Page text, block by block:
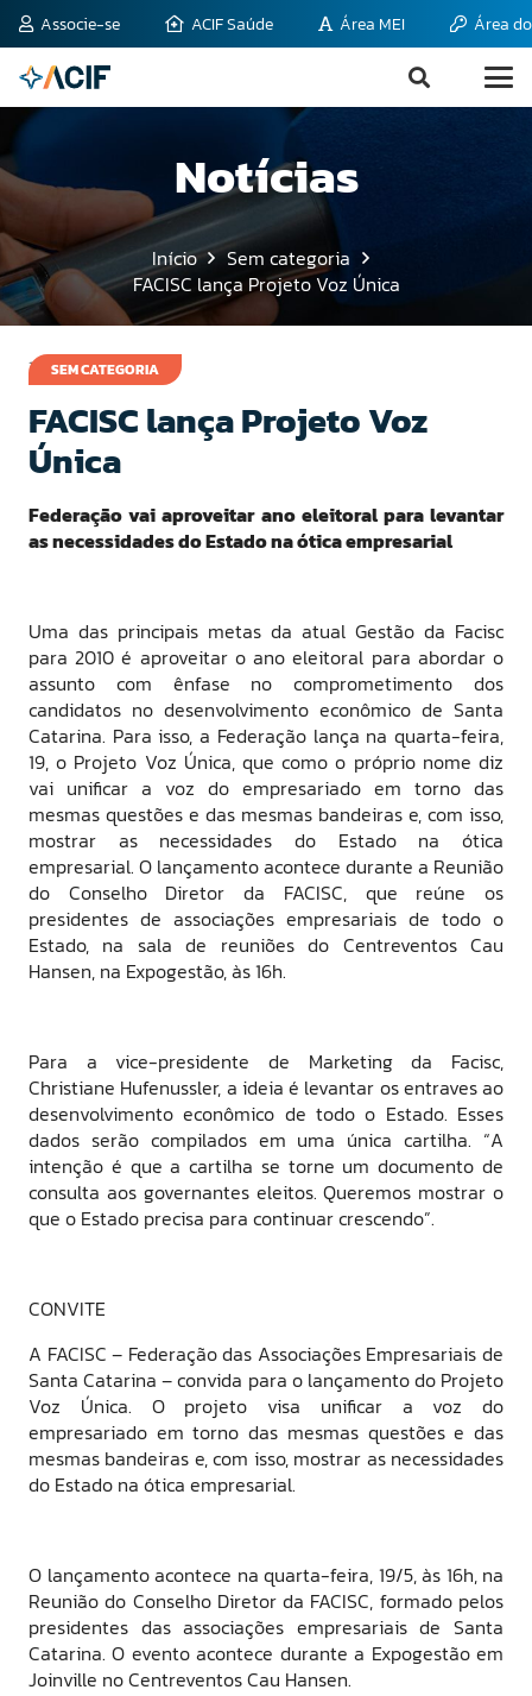
Associe-se ACIF Saúde Área MEI Área
Notícias
Início
Sem categoria
FACISC lança Projeto Voz Única
SEM CATEGORIA
18 de maio de 2010
FACISC lança Projeto Voz
Única
Federação vai aproveitar ano eleitoral para levantar
as necessidades do Estado na ótica empresarial
Uma das principais metas da atual Gestão da Facisc
para 2010 é aproveitar o ano eleitoral para abordar o
assunto com ênfase no comprometimento dos
candidatos no desenvolvimento econômico de Santa
Catarina. Para isso, a Federação lança na quarta-feira,
19, o Projeto Voz Única, que como o próprio nome diz
vai unificar a voz do empresariado em torno das
mesmas questões e das mesmas bandeiras e, com isso,
mostrar as necessidades do Estado na ótica
empresarial. O lançamento acontece durante a Reunião
do Conselho Diretor da FACISC, que reúne os
presidentes de associações empresariais de todo o
Estado, na sala de reuniões do Centreventos Cau
Hansen, na Expogestão, às 16h.
Para a vice-presidente de Marketing da Facisc,
Christiane Hufenussler, a ideia é levantar os entraves ao
desenvolvimento econômico de todo o Estado. Esses
dados serão compilados em uma única cartilha. “A
intenção é que a cartilha se torne um documento de
consulta aos governantes eleitos. Queremos mostrar o
que o Estado precisa para continuar crescendo”.
CONVITE
A FACISC – Federação das Associações Empresariais de
Santa Catarina – convida para o lançamento do Projeto
Voz Única. O projeto visa unificar a voz do
empresariado em torno das mesmas questões e das
mesmas bandeiras e, com isso, mostrar as necessidades
do Estado na ótica empresarial.
O lançamento acontece na quarta-feira, 19/5, às 16h, na
Reunião do Conselho Diretor da FACISC, formado pelos
presidentes das associações empresariais de Santa
Catarina. O evento acontece durante a Expogestão em
Joinville no Centreventos Cau Hansen.